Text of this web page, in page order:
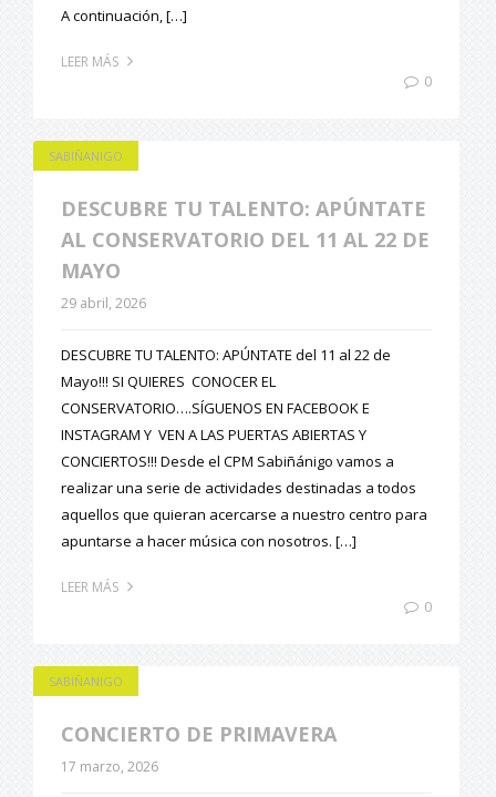
A continuación, […]
LEER MÁS
0
SABIÑANIGO
DESCUBRE TU TALENTO: APÚNTATE
AL CONSERVATORIO DEL 11 AL 22 DE
MAYO
29 abril, 2026
DESCUBRE TU TALENTO: APÚNTATE del 11 al 22 de
Mayo!!! SI QUIERES CONOCER EL
CONSERVATORIO….SÍGUENOS EN FACEBOOK E
INSTAGRAM Y VEN A LAS PUERTAS ABIERTAS Y
CONCIERTOS!!! Desde el CPM Sabiñánigo vamos a
realizar una serie de actividades destinadas a todos
aquellos que quieran acercarse a nuestro centro para
apuntarse a hacer música con nosotros. […]
LEER MÁS
0
SABIÑANIGO
CONCIERTO DE PRIMAVERA
17 marzo, 2026